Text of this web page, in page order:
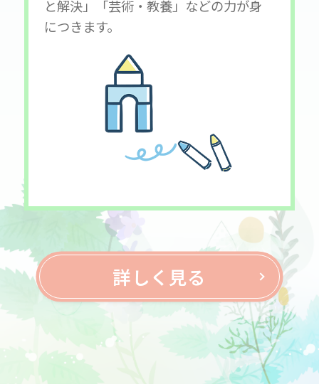
と解決」「芸術・教養」などの力が身
につきます。
詳しく見る